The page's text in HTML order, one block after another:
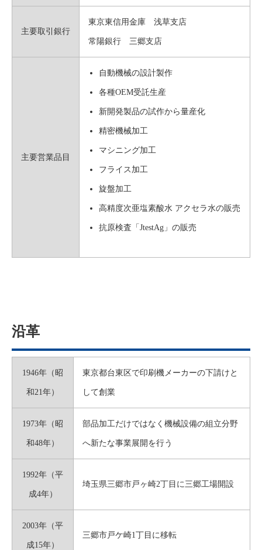
主要取引銀行
東京東信用金庫 浅草支店
常陽銀行 三郷支店
主要営業品目
自動機械の設計製作
各種OEM受託生産
新開発製品の試作から量産化
精密機械加工
マシニング加工
フライス加工
旋盤加工
高精度次亜塩素酸水 アクセラ水の販売
抗原検査「JtestAg」の販売
沿革
1946年（昭
和21年）
東京都台東区で印刷機メーカーの下請けと
して創業
1973年（昭
和48年）
部品加工だけではなく機械設備の組立分野
へ新たな事業展開を行う
1992年（平
成4年）
埼玉県三郷市戸ヶ崎2丁目に三郷工場開設
2003年（平
成15年）
三郷市戸ケ崎1丁目に移転